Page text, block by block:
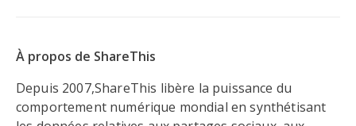
À propos de ShareThis
Depuis 2007,ShareThis libère la puissance du
comportement numérique mondial en synthétisant